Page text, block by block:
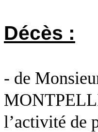
Décès :
- de
l’activité de